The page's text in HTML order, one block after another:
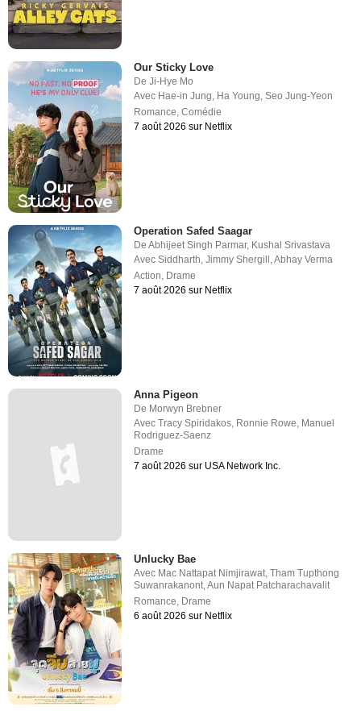
Our Sticky Love
DeJi-Hye Mo
Avec Hae-in Jung Ha Young ,Seo Jung-Yeon
Romance ,Comédie
7 août 2026 sur Netflix
Operation Safed Saagar
DeAbhijeet Singh Parmar, Kushal Srivastava
AvecSiddharth,Jimmy Shergill ,Abhay Verma
Action, Drame
7 août 2026 sur Netflix
Anna Pigeon
De Morwyn Brebner
AvecTracy Spiridakos, Ronnie Rowe, Manuel
Rodriguez-Saenz
Drame
7 août 2026 sur USA Network Inc.
Unlucky Bae
Avec Mac Nattapat Nimjirawat ,Tham Tupthong
Suwanrakanont ,Aun Napat Patcharachavalit
Romance Drame
6 août 2026 sur Netflix